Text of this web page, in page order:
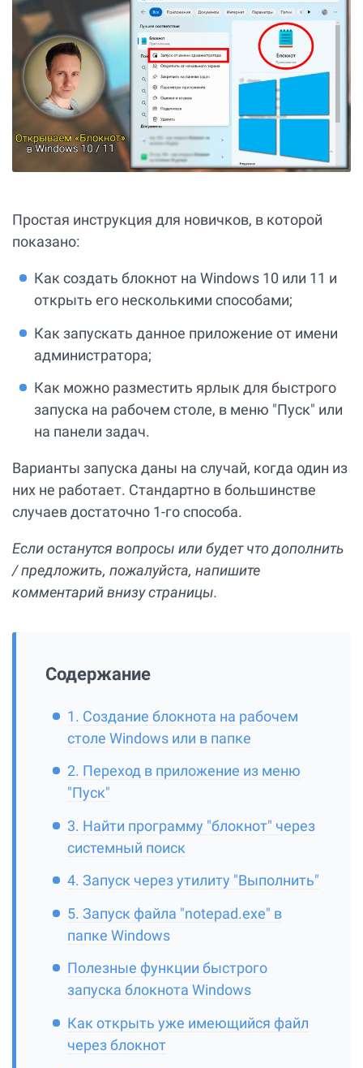
Простая инструкция для новичков, в которой
показано:
Как создать блокнот на Windows 10 или 11 и
открыть его несколькими способами;
Как запускать данное приложение от имени
администратора;
Как можно разместить ярлык для быстрого
запуска на рабочем столе, в меню "Пуск" или
на панели задач.
Варианты запуска даны на случай, когда один из
них не работает. Стандартно в большинстве
случаев достаточно 1-го способа.
Если останутся вопросы или будет что дополнить
/ предложить, пожалуйста, напишите
комментарий внизу страницы.
Содержание
1. Создание блокнота на рабочем
столе Windows или в папке
2. Переход в приложение из меню
"Пуск"
3. Найти программу "блокнот" через
системный поиск
4. Запуск через утилиту "Выполнить"
5. Запуск файла "notepad.exe" в
папке Windows
Полезные функции быстрого
запуска блокнота Windows
Как открыть уже имеющийся файл
через блокнот